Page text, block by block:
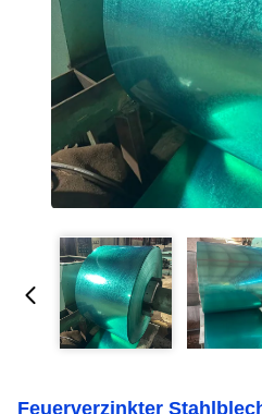
Feuerverzinkter